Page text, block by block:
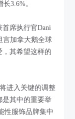
3.6%。
席执行官Dani
言加拿大鹅全球
，其希望这样的
进入关键的调整
是其中的重要举
性服饰品牌集中